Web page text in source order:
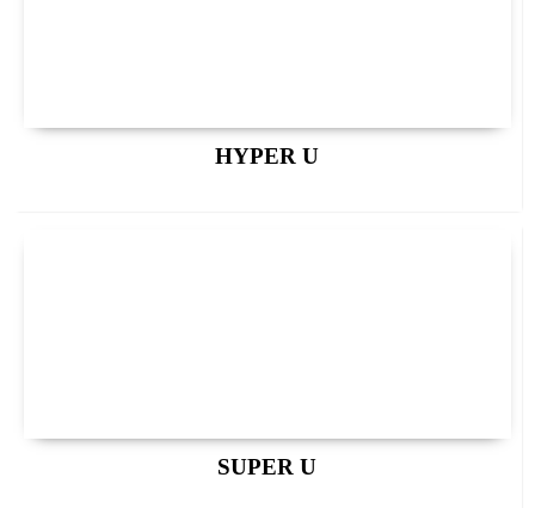
HYPER U
SUPER U